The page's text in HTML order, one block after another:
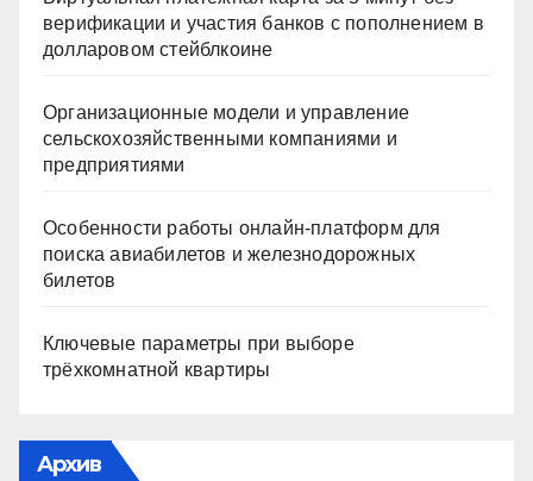
верификации и участия банков с пополнением в
долларовом стейблкоине
Организационные модели и управление
сельскохозяйственными компаниями и
предприятиями
Особенности работы онлайн-платформ для
поиска авиабилетов и железнодорожных
билетов
Ключевые параметры при выборе
трёхкомнатной квартиры
Архив